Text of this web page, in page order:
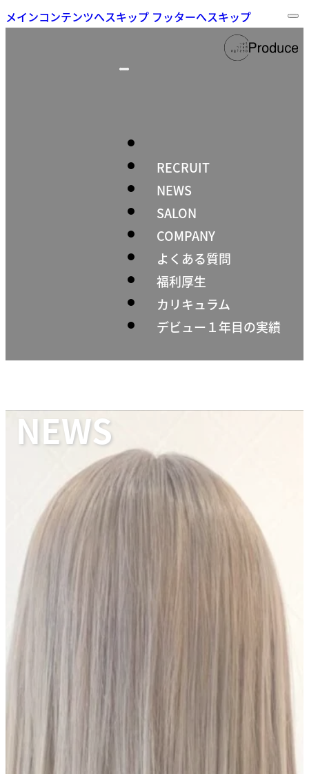
メインコンテンツへスキップ フッターへスキップ
RECRUIT
NEWS
SALON
COMPANY
よくある質問
福利厚生
カリキュラム
デビュー１年目の実績
NEWS